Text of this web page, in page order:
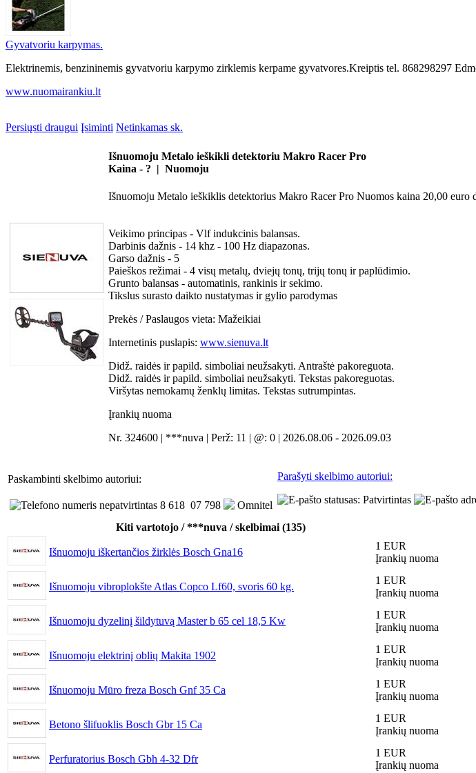
Gyvatvoriu karpymas.
Elektrinemis, benzininemis gyvatvoriu karpymo zirklemis kerpame gyvatvores.Kreiptis tel. 868298297
www.nuomairankiu.lt
Persiųsti draugui Įsiminti Netinkamas sk.
Išnuomoju Metalo ieškikli detektoriu Makro Racer Pro
Kaina - ? | Nuomoju
Išnuomoju Metalo ieškiklis detektorius Makro Racer Pro Nuomos kaina 20,00
Veikimo principas - Vlf indukcinis balansas.
Darbinis dažnis - 14 khz - 100 Hz diapazonas.
Garso dažnis - 5
Paieškos režimai - 4 visų metalų, dviejų tonų, trijų tonų ir paplūdimio.
Grunto balansas - automatinis, rankinis ir sekimo.
Tikslus surasto daikto nustatymas ir gylio parodymas
Prekės / Paslaugos vieta: Mažeikiai
Internetinis puslapis: www.sienuva.lt
Didž. raidės ir papild. simboliai neužsakyti. Antraštė pakoreguota.
Didž. raidės ir papild. simboliai neužsakyti. Tekstas pakoreguotas.
Viršytas nemokamų ženklų limitas. Tekstas sutrumpintas.
Įrankių nuoma
Nr. 324600 | ***nuva | Perž: 11 | @: 0 | 2026.08.06 - 2026.09.03
Paskambinti skelbimo autoriui:
8 618 07 798 Omnitel
Parašyti skelbimo autoriui:
Kiti vartotojo / ***nuva / skelbimai (135)
Išnuomoju iškertančios žirklės Bosch Gna16
1 EUR
Įrankių nuoma
Išnuomoju vibroplokšte Atlas Copco Lf60, svoris 60 kg.
1 EUR
Įrankių nuoma
Išnuomoju dyzelinį šildytuvą Master b 65 cel 18,5 Kw
1 EUR
Įrankių nuoma
Išnuomoju elektrinį oblių Makita 1902
1 EUR
Įrankių nuoma
Išnuomoju Mūro freza Bosch Gnf 35 Ca
1 EUR
Įrankių nuoma
Betono šlifuoklis Bosch Gbr 15 Ca
1 EUR
Įrankių nuoma
Perfuratorius Bosch Gbh 4-32 Dfr
1 EUR
Įrankių nuoma